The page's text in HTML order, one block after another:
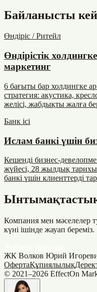
Байланысты
Өндіріс / Ритейл
Өндірістік
маркетинг
6 бағыты бар холдингке
стратегия: акустика,
желісі, жабдықты жалға
Банк ісі
Ислам банкі үшін
Кешенді бизнес-
жүйесі, 28 жылдық
банкі үшін клиенттерді
Компания мен мәселелер
күні ішінде жауап береміз.
ЖК Волков Юрий
ОфертаҚұпиялылық
© 2021–2026 EffectOn